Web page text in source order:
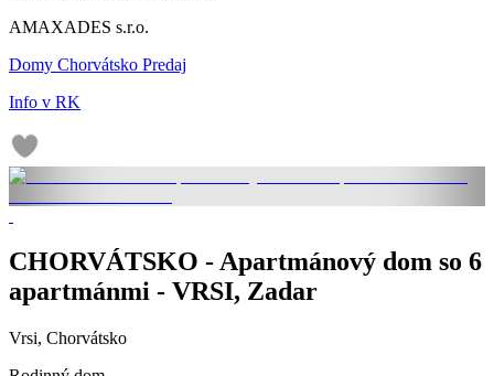
AMAXADES s.r.o.
Domy Chorvátsko Predaj
Info v RK
CHORVÁTSKO - Apartmánový dom so 6
apartmánmi - VRSI, Zadar
Vrsi, Chorvátsko